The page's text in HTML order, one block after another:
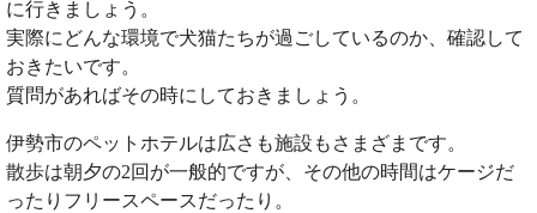
に行きましょう。
実際にどんな環境で犬猫たちが過ごしているのか、確認して
おきたいです。
質問があればその時にしておきましょう。
伊勢市のペットホテルは広さも施設もさまざまです。
散歩は朝夕の2回が一般的ですが、その他の時間はケージだ
ったりフリースペースだったり。